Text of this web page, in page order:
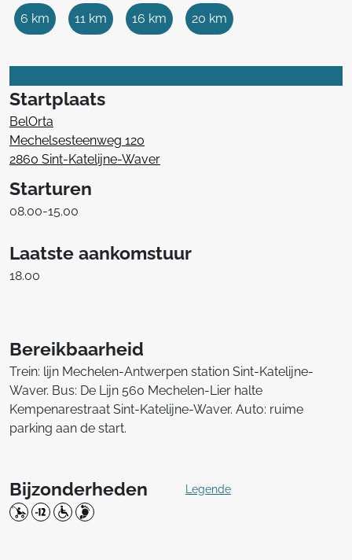
6 km 11 km 16 km 20 km
Startplaats
BelOrta
Mechelsesteenweg 120
2860 Sint-Katelijne-Waver
Starturen
08.00-15.00
Laatste aankomstuur
18.00
Bereikbaarheid
Trein: lijn Mechelen-Antwerpen station Sint-Katelijne-
Waver. Bus: De Lijn 560 Mechelen-Lier halte
Kempenarestraat Sint-Katelijne-Waver. Auto: ruime
parking aan de start.
Bijzonderheden Legende